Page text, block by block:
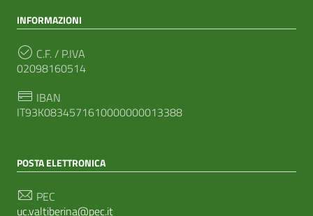
INFORMAZIONI
C.F. / P.IVA
02098160514
IBAN
IT93K0834571610000000013388
POSTA ELETTRONICA
PEC
uc.valtiberina@pec.it